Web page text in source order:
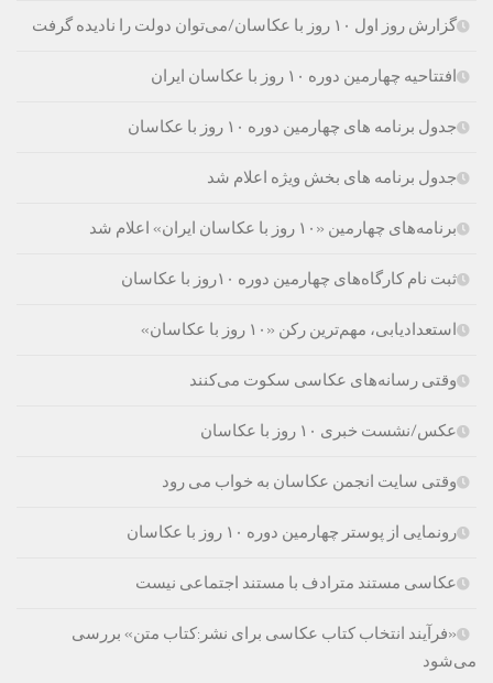
گزارش روز اول ۱۰ روز با عکاسان/می‌توان دولت را نادیده گرفت
افتتاحیه چهارمین دوره ۱۰ روز با عکاسان ایران
جدول برنامه های چهارمین دوره ۱۰ روز با عکاسان
جدول برنامه های بخش ویژه اعلام شد
برنامه‌های چهارمین «۱۰ روز با عکاسان ایران» اعلام شد
ثبت نام کارگاه‌های چهارمین دوره ۱۰روز با عکاسان
استعدادیابی، مهم‌ترین رکن «۱۰ روز با عکاسان»
وقتی رسانه‌های عکاسی سکوت می‌کنند
عکس/نشست خبری ۱۰ روز با عکاسان
وقتی سایت انجمن عکاسان به خواب می رود
رونمایی از پوستر چهارمین دوره ۱۰ روز با عکاسان
عکاسی مستند مترادف با مستند اجتماعی نیست
«فرآیند انتخاب کتاب‌ عکاسی برای نشر:کتاب متن» بررسی
می‌شود